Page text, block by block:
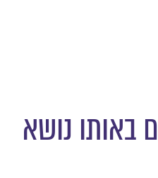
באותו נושא